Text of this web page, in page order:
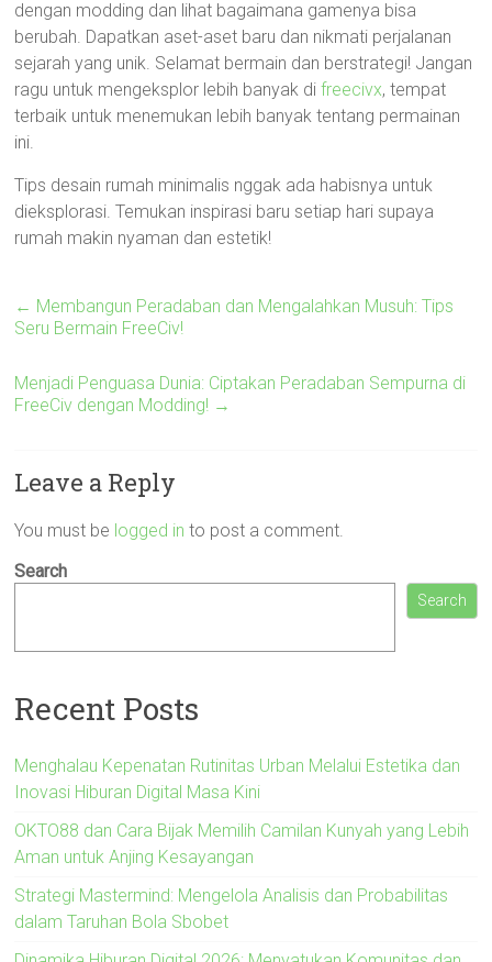
dengan modding dan lihat bagaimana gamenya bisa
berubah. Dapatkan aset-aset baru dan nikmati perjalanan
sejarah yang unik. Selamat bermain dan berstrategi! Jangan
ragu untuk mengeksplor lebih banyak difreecivx, tempat
terbaik untuk menemukan lebih banyak tentang permainan
ini.
Tips desain rumah minimalis nggak ada habisnya untuk
dieksplorasi. Temukan inspirasi baru setiap hari supaya
rumah makin nyaman dan estetik!
← Membangun Peradaban dan Mengalahkan Musuh: Tips
Seru Bermain FreeCiv!
Menjadi Penguasa Dunia: Ciptakan Peradaban Sempurna di
FreeCiv dengan Modding! →
Leave a Reply
You must be logged in to post a comment.
Search
Search
Recent Posts
Menghalau Kepenatan Rutinitas Urban Melalui Estetika dan
Inovasi Hiburan Digital Masa Kini
OKTO88 dan Cara Bijak Memilih Camilan Kunyah yang Lebih
Aman untuk Anjing Kesayangan
Strategi Mastermind: Mengelola Analisis dan Probabilitas
dalam Taruhan Bola Sbobet